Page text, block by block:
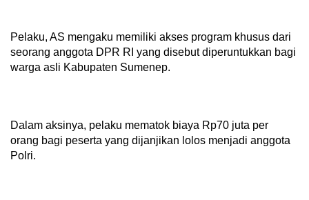
Pelaku, AS mengaku memiliki akses program khusus dari
seorang anggota DPR RI yang disebut diperuntukkan bagi
warga asli Kabupaten Sumenep.
Dalam aksinya, pelaku mematok biaya Rp70 juta per
orang bagi peserta yang dijanjikan lolos menjadi anggota
Polri.